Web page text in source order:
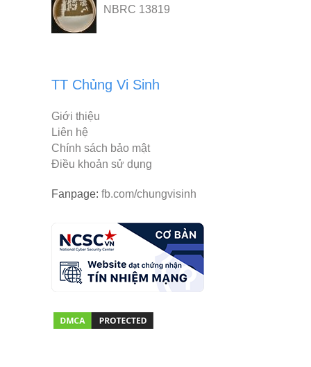
NBRC 13819
TT Chủng Vi Sinh
Giới thiệu
Liên hệ
Chính sách bảo mật
Điều khoản sử dụng
Fanpage: fb.com/chungvisinh